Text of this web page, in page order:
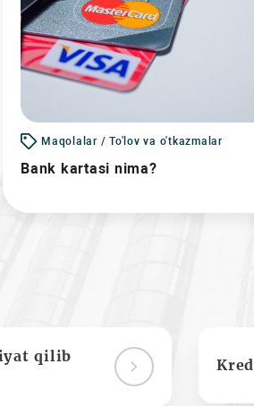
Maqolalar / To'lov va o'tkazmalar
Bank kartasi nima?
qilib